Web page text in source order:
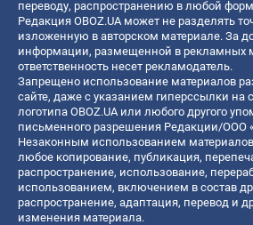
переводу, распространению в любой
Редакция OBOZ.UA может не разделять
изложенную в авторском материале. За
информации, размещенной в рекламных
ответственность несет рекламодатель.
Запрещено использование материалов
сайте, даже с указанием гиперссылки на
логотипа OBOZ.UA или любого другого
письменного разрешения Редакции/ООО
Незаконным использованием материалов
любое копирование, публикация,
распространение, использование,
использованием, включением в состав
распространение, адаптация, перевод и
изменения материала.